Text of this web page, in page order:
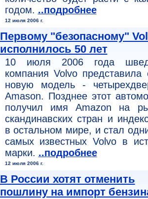
годом. ..подробнее
12 июля 2006 г.
Первому "безопасному"
исполнилось 50 лет
10 июля 2006 года
компания Volvo представила
новую модель -
Amason. Позднее этот
получил имя Amazon на
скандинавских стран и
в остальном мире, и стал
самых известных Volvo в
марки. ..подробнее
12 июля 2006 г.
В России хотят отменить
пошлину на импорт